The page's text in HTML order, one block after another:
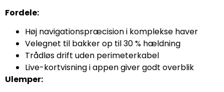
Fordele:
Høj navigationspræcision i komplekse haver
Velegnet til bakker op til 30 % hældning
Trådløs drift uden perimeterkabel
Live-kortvisning i appen giver godt overblik
Ulemper: